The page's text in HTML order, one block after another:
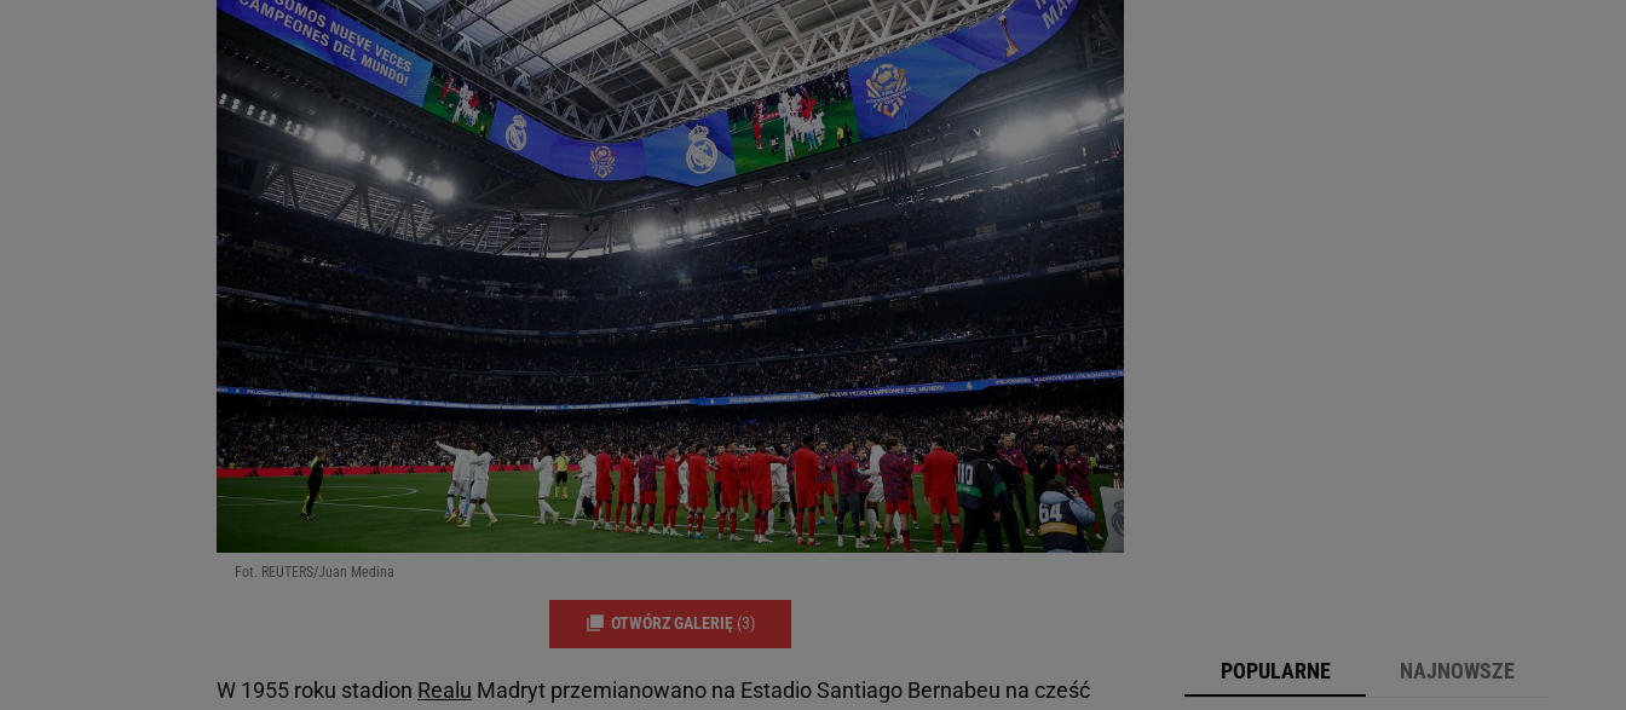
Fot. REUTERS/Juan Medina
OTWÓRZ GALERIĘ (3)
W 1955 roku stadion Realu Madryt przemianowano na Estadio Santiago Bernabeu na cześć
POPULARNE NAJNOWSZE